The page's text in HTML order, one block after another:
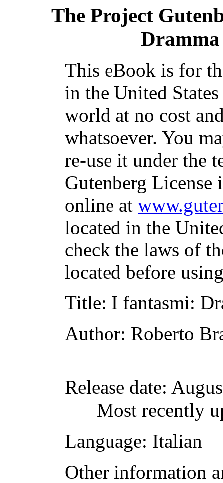
The Project
This eBook is for
in the United
world at no cost
whatsoever. You
re-use it under the
Gutenberg
online at
located in the
check the laws of
located before
Title: I fantasmi:
Author: Roberto
Release date:
Most recently
Language: Italian
Other information